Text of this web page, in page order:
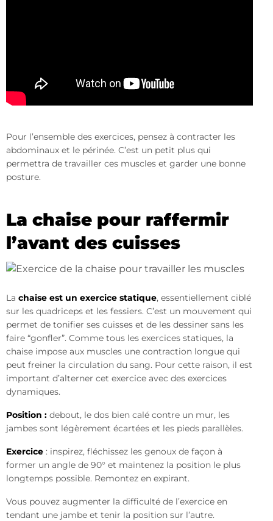
Pour l’ensemble des exercices, pensez à contracter les
abdominaux et le périnée. C’est un petit plus qui
permettra de travailler ces muscles et garder une bonne
posture.
La chaise pour raffermir
l’avant des cuisses
La chaise est un exercice statique, essentiellement ciblé
sur les quadriceps et les fessiers. C’est un mouvement qui
permet de tonifier ses cuisses et de les dessiner sans les
faire “gonfler”. Comme tous les exercices statiques, la
chaise impose aux muscles une contraction longue qui
peut freiner la circulation du sang. Pour cette raison, il est
important d’alterner cet exercice avec des exercices
dynamiques.
Position : debout, le dos bien calé contre un mur, les
jambes sont légèrement écartées et les pieds parallèles.
Exercice : inspirez, fléchissez les genoux de façon à
former un angle de 90° et maintenez la position le plus
longtemps possible. Remontez en expirant.
Vous pouvez augmenter la difficulté de l’exercice en
tendant une jambe et tenir la position sur l’autre.